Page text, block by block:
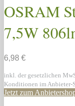
OSRAM
7,5W
6,98 €
inkl. der gesetzlichen
Konditionen im Anbieter-
Jetzt zum